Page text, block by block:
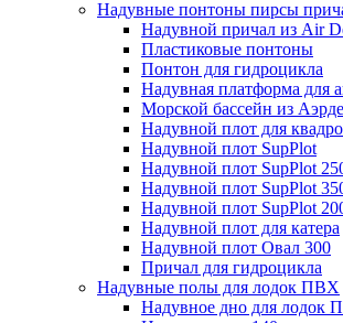
Надувные понтоны пирсы
Надувной причал из Air
Пластиковые понтоны
Понтон для гидроцикла
Надувная платформа для
Морской бассейн из
Надувной плот для
Надувной плот SupPlot
Надувной плот SupPlot
Надувной плот SupPlot
Надувной плот SupPlot
Надувной плот для катера
Надувной плот Овал 300
Причал для гидроцикла
Надувные полы для лодок ПВХ
Надувное дно для лодок